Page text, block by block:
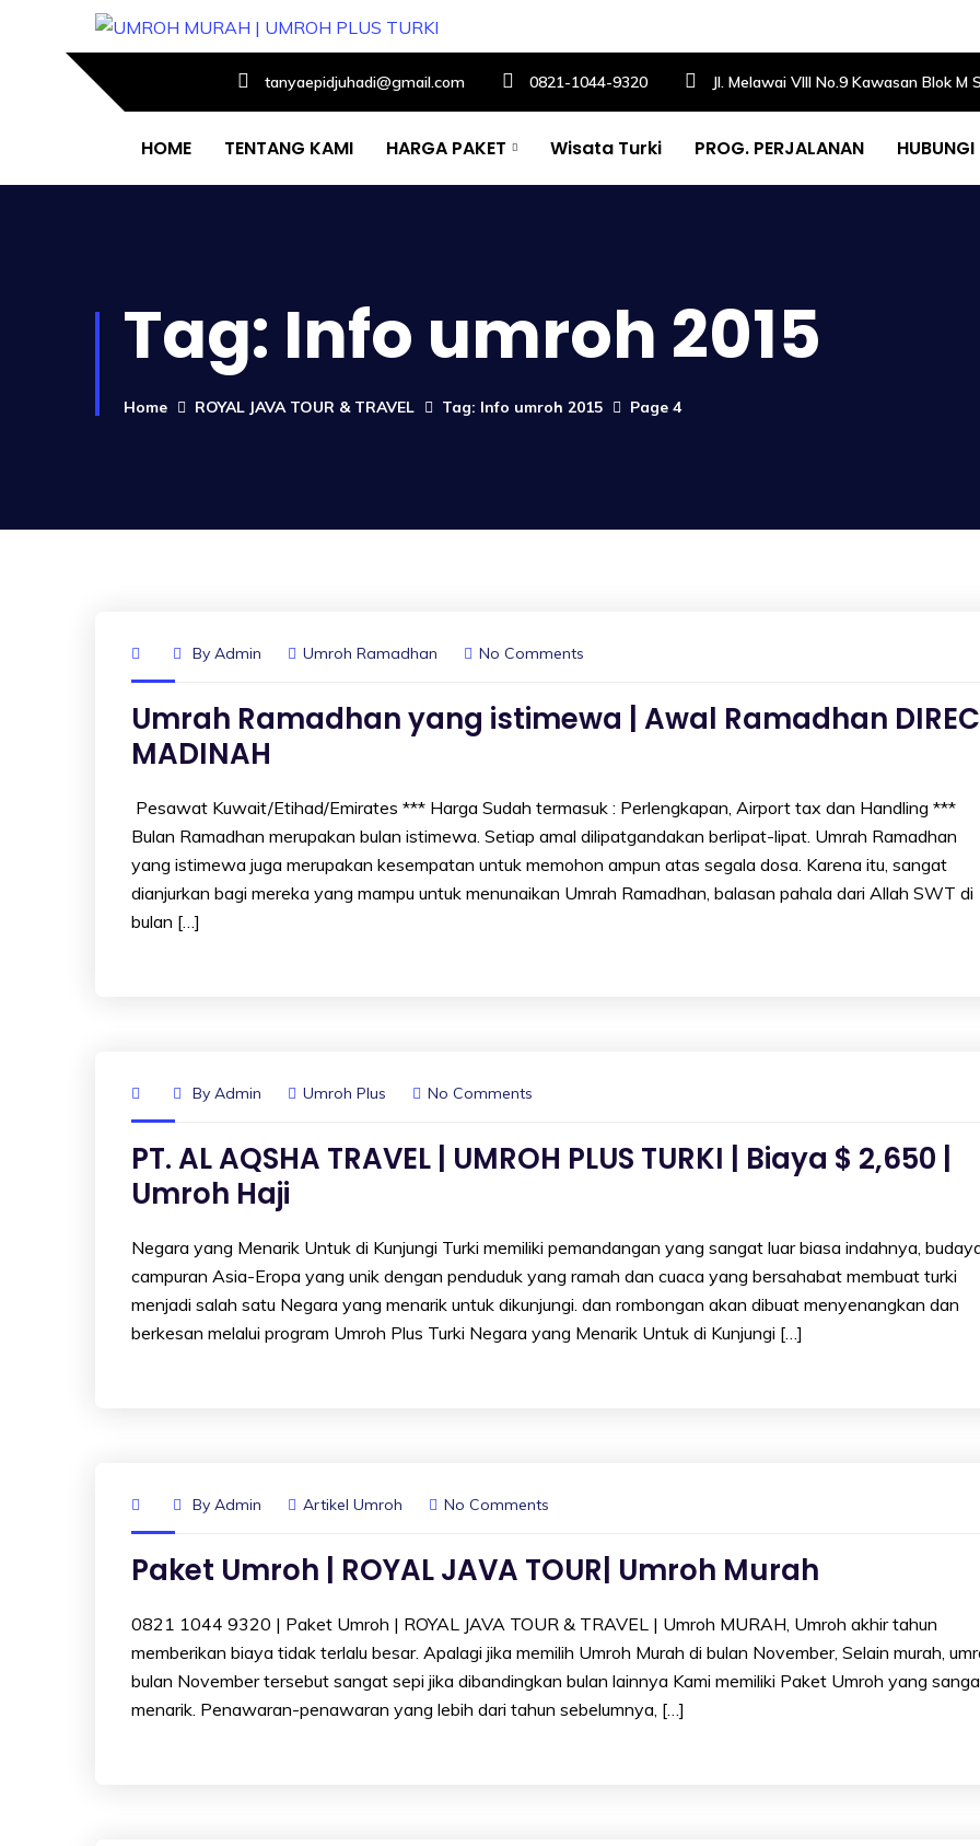
tanyaepidjuhadi@gmail.com 0821-1044-9320 Jl. Melawai VIII No.9 Kawasan Blok M
HOME TENTANG KAMI HARGA PAKET Wisata Turki PROG. PERJALANAN
Tag: Info umroh 2015
Home ROYAL JAVA TOUR & TRAVEL Tag: Info umroh 2015 Page 4
By Admin Umroh Ramadhan No Comments
Umrah Ramadhan yang istimewa | Awal Ramadhan
MADINAH
Pesawat Kuwait/Etihad/Emirates *** Harga Sudah termasuk : Perlengkapan, Airport tax dan Handling ***
Bulan Ramadhan merupakan bulan istimewa. Setiap amal dilipatgandakan berlipat-lipat. Umrah Ramadhan
yang istimewa juga merupakan kesempatan untuk memohon ampun atas segala dosa. Karena itu, sangat
dianjurkan bagi mereka yang mampu untuk menunaikan Umrah Ramadhan, balasan pahala dari Allah SWT di
bulan […]
By Admin Umroh Plus No Comments
PT. AL AQSHA TRAVEL | UMROH PLUS TURKI | Biaya $ 2,650 |
Umroh Haji
Negara yang Menarik Untuk di Kunjungi Turki memiliki pemandangan yang sangat luar biasa indahnya,
campuran Asia-Eropa yang unik dengan penduduk yang ramah dan cuaca yang bersahabat membuat turki
menjadi salah satu Negara yang menarik untuk dikunjungi. dan rombongan akan dibuat menyenangkan dan
berkesan melalui program Umroh Plus Turki Negara yang Menarik Untuk di Kunjungi […]
By Admin Artikel Umroh No Comments
Paket Umroh | ROYAL JAVA TOUR| Umroh Murah
0821 1044 9320 | Paket Umroh | ROYAL JAVA TOUR & TRAVEL | Umroh MURAH, Umroh akhir tahun
memberikan biaya tidak terlalu besar. Apalagi jika memilih Umroh Murah di bulan November, Selain murah,
bulan November tersebut sangat sepi jika dibandingkan bulan lainnya Kami memiliki Paket Umroh yang
menarik. Penawaran-penawaran yang lebih dari tahun sebelumnya, […]